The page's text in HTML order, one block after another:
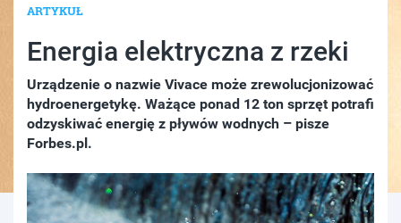
ARTYKUŁ
Energia elektryczna z rzeki
Urządzenie o nazwie Vivace może zrewolucjonizować
hydroenergetykę. Ważące ponad 12 ton sprzęt potrafi
odzyskiwać energię z pływów wodnych – pisze
Forbes.pl.